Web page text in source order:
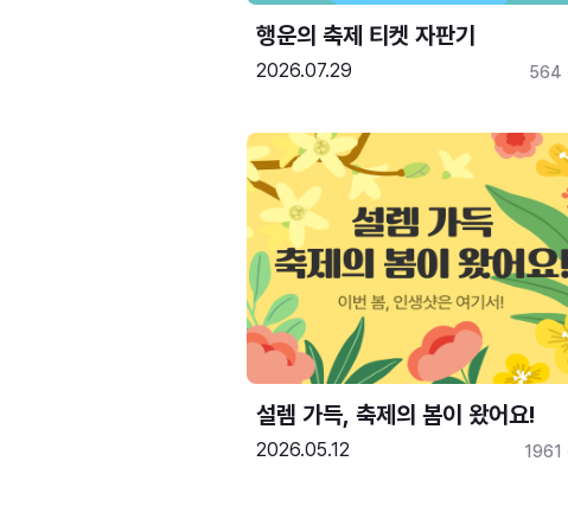
행운의 축제 티켓 자판기
2026.07.29 564
설렘 가득, 축제의 봄이 왔어요!
2026.05.12 1961